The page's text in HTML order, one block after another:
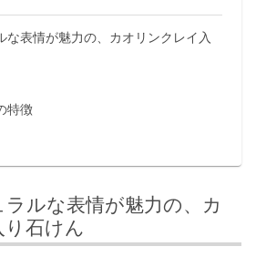
な表情が魅力の、カオリンクレイ入
特徴
ルな表情が魅力の、カ
石けん